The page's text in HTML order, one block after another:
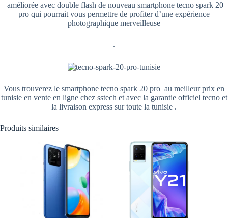
améliorée avec double flash de nouveau smartphone tecno spark 20
pro qui pourrait vous permettre de profiter d’une expérience
photographique merveilleuse
.
Vous trouverez le smartphone tecno spark 20 pro au meilleur prix en
tunisie en vente en ligne chez sstech et avec la garantie officiel tecno et
la livraison express sur toute la tunisie .
Produits similaires